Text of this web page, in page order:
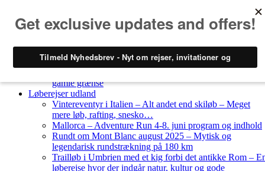
Løberejser Danmark
gamle grænse
Løberejser udland
Vintereventyr i Italien – Alt andet end skiløb – Meget
mere løb, rafting, snesko…
Mallorca – Adventure Run 4-8. juni program og indhold
Rundt om Mont Blanc august 2025 – Mytisk og
legendarisk rundstrækning på 180 km
Trailløb i Umbrien med et kig forbi det antikke Rom –
løberejse hvor der indgår natur, kultur og gode